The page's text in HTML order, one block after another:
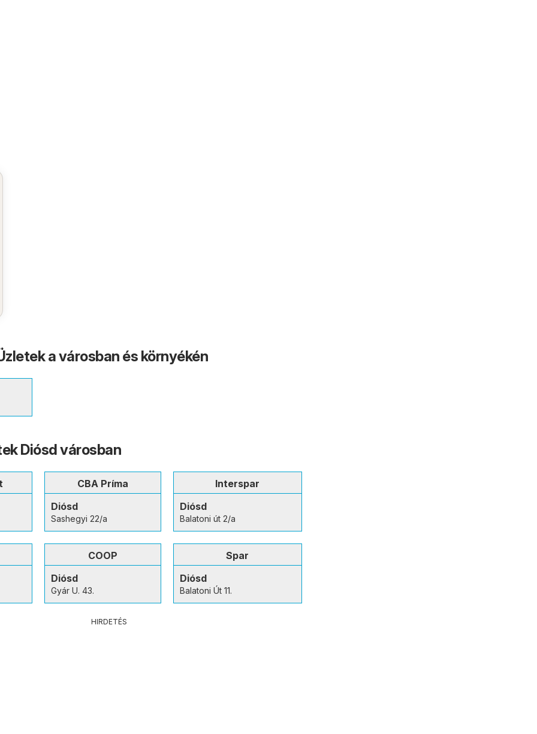
a városban és környékén
Diósd városban
CBA Príma
Diósd
Sashegyi 22/a
Interspar
Diósd
Balatoni út 2/a
COOP
Diósd
Gyár U. 43.
Spar
Diósd
Balatoni Út 11.
HIRDETÉS